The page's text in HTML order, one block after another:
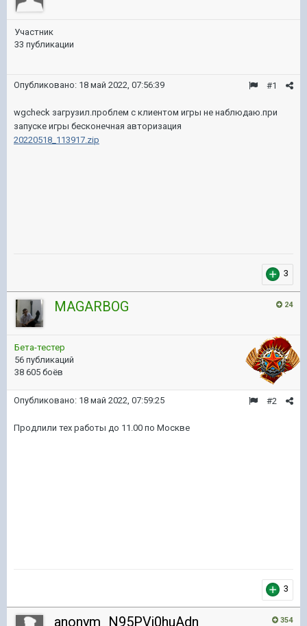
Участник
33 публикации
#1
Опубликовано: 18 май 2022, 07:56:39
wgcheck загрузил.проблем с клиентом игры не наблюдаю.при
запуске игры бесконечная авторизация
20220518_113917.zip
3
24
MAGARBOG
Бета-тестер
56 публикаций
38 605 боёв
#2
Опубликовано: 18 май 2022, 07:59:25
Продлили тех работы до 11.00 по Москве
3
354
anonym_N95PVj0huAdn